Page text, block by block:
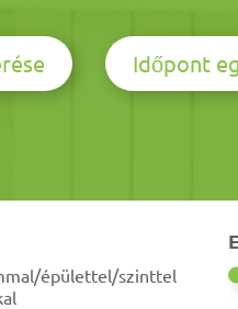
Időpont
épülettel/szinttel